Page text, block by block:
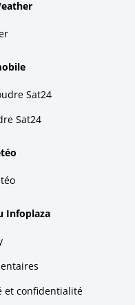
Sat24
Sat24
Infoplaza
et confidentialité